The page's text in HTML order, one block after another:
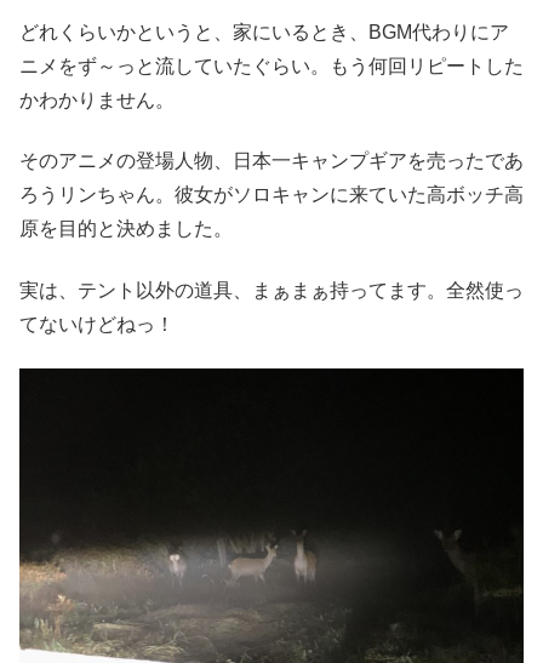
どれくらいかというと、家にいるとき、BGM代わりにア
ニメをず～っと流していたぐらい。もう何回リピートした
かわかりません。
そのアニメの登場人物、日本一キャンプギアを売ったであ
ろうリンちゃん。彼女がソロキャンに来ていた高ボッチ高
原を目的と決めました。
実は、テント以外の道具、まぁまぁ持ってます。全然使っ
てないけどねっ！